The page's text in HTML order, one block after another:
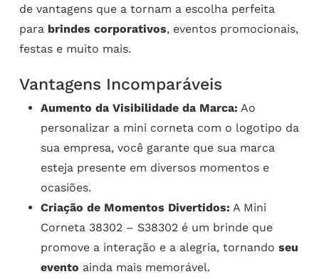
de vantagens que a tornam a escolha perfeita
para brindes corporativos, eventos promocionais,
festas e muito mais.
Vantagens Incomparáveis
Aumento da Visibilidade da Marca: Ao
personalizar a mini corneta com o logotipo da
sua empresa, você garante que sua marca
esteja presente em diversos momentos e
ocasiões.
Criação de Momentos Divertidos: A Mini
Corneta 38302 – S38302 é um brinde que
promove a interação e a alegria, tornando seu
evento ainda mais memorável.